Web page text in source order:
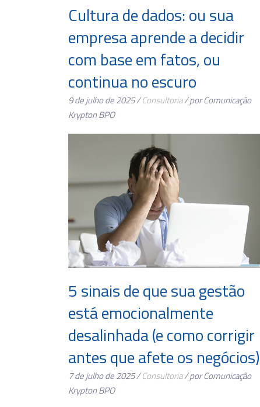
Cultura de dados: ou sua
empresa aprende a decidir
com base em fatos, ou
continua no escuro
9 de julho de 2025 /Consultoria/ por Comunicação
Krypton BPO
5 sinais de que sua gestão
está emocionalmente
desalinhada (e como corrigir
antes que afete os negócios)
7 de julho de 2025 /Consultoria/ por Comunicação
Krypton BPO